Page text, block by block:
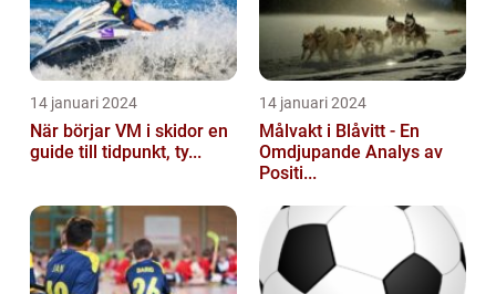
14 januari 2024
När börjar VM i skidor en
guide till tidpunkt, ty...
14 januari 2024
Målvakt i Blåvitt - En
Omdjupande Analys av
Positi...